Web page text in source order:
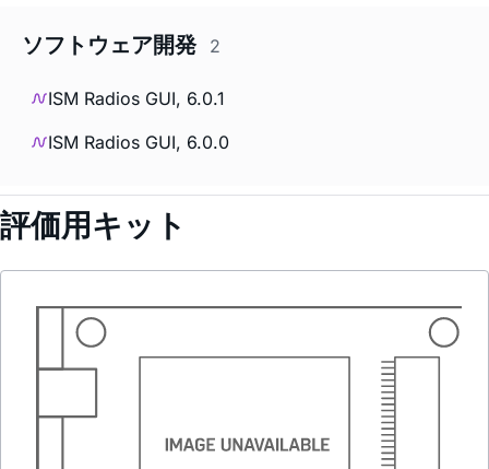
ソフトウェア開発 2
ISM Radios GUI, 6.0.1
ISM Radios GUI, 6.0.0
評価用キット